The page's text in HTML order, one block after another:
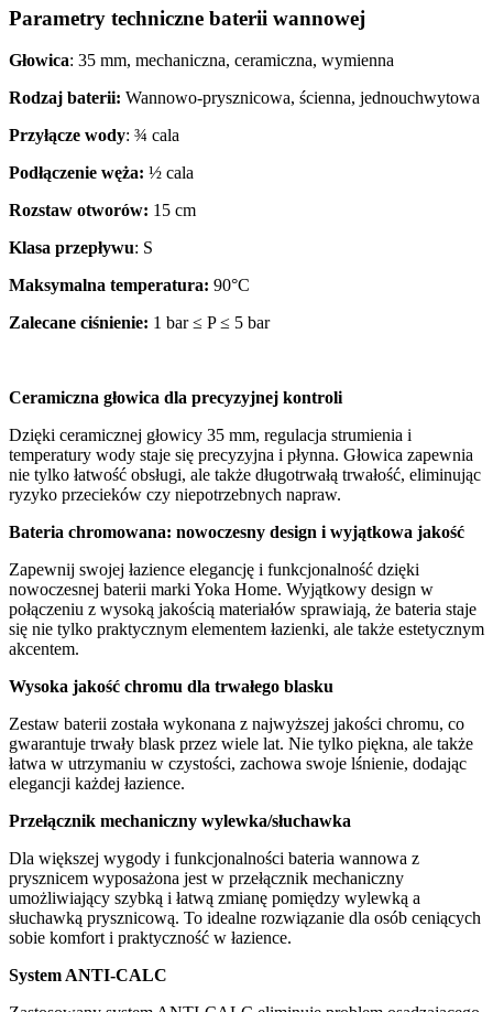
Parametry techniczne baterii wannowej
Głowica: 35 mm, mechaniczna, ceramiczna, wymienna
Rodzaj baterii: Wannowo-prysznicowa, ścienna, jednouchwytowa
Przyłącze wody: ¾ cala
Podłączenie węża: ½ cala
Rozstaw otworów: 15 cm
Klasa przepływu: S
Maksymalna temperatura: 90°C
Zalecane ciśnienie: 1 bar ≤ P ≤ 5 bar
Ceramiczna głowica dla precyzyjnej kontroli
Dzięki ceramicznej głowicy 35 mm, regulacja strumienia i
temperatury wody staje się precyzyjna i płynna. Głowica zapewnia
nie tylko łatwość obsługi, ale także długotrwałą trwałość, eliminując
ryzyko przecieków czy niepotrzebnych napraw.
Bateria chromowana: nowoczesny design i wyjątkowa jakość
Zapewnij swojej łazience elegancję i funkcjonalność dzięki
nowoczesnej baterii marki Yoka Home. Wyjątkowy design w
połączeniu z wysoką jakością materiałów sprawiają, że bateria staje
się nie tylko praktycznym elementem łazienki, ale także estetycznym
akcentem.
Wysoka jakość chromu dla trwałego blasku
Zestaw baterii została wykonana z najwyższej jakości chromu, co
gwarantuje trwały blask przez wiele lat. Nie tylko piękna, ale także
łatwa w utrzymaniu w czystości, zachowa swoje lśnienie, dodając
elegancji każdej łazience.
Przełącznik mechaniczny wylewka/słuchawka
Dla większej wygody i funkcjonalności bateria wannowa z
prysznicem wyposażona jest w przełącznik mechaniczny
umożliwiający szybką i łatwą zmianę pomiędzy wylewką a
słuchawką prysznicową. To idealne rozwiązanie dla osób ceniących
sobie komfort i praktyczność w łazience.
System ANTI-CALC